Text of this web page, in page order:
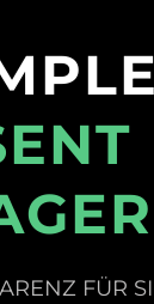
FÜR